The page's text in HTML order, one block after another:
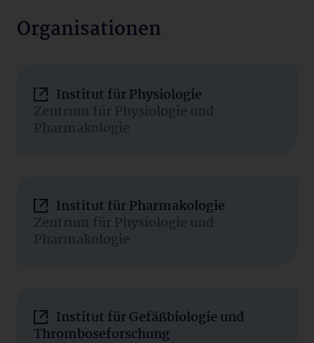
Organisationen
Institut für Physiologie
Zentrum für Physiologie und
Pharmakologie
Institut für Pharmakologie
Zentrum für Physiologie und
Pharmakologie
Institut für Gefäßbiologie und
Thromboseforschung